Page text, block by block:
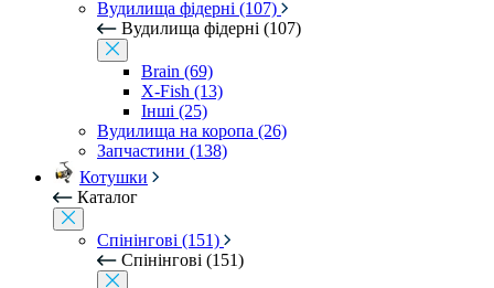
Вудилища фідерні (107)
Вудилища фідерні (107)
Brain (69)
X-Fish (13)
Інші (25)
Вудилища на коропа (26)
Запчастини (138)
Котушки
Каталог
Спінінгові (151)
Спінінгові (151)